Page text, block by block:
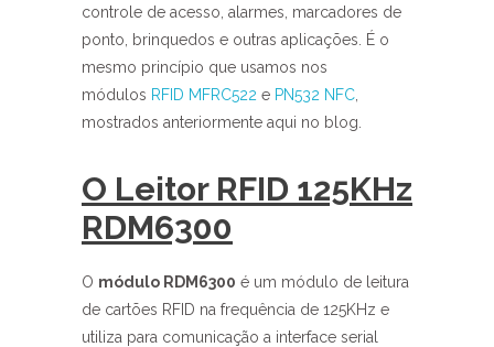
controle de acesso, alarmes, marcadores de
ponto, brinquedos e outras aplicações. É o
mesmo princípio que usamos nos
módulos RFID MFRC522 e PN532 NFC
mostrados anteriormente aqui no blog.
O Leitor RFID 125KHz
RDM6300
O módulo RDM6300 é um módulo de leitura
de cartões RFID na frequência de 125KHz e
utiliza para comunicação a interface serial